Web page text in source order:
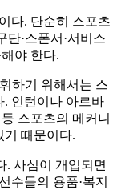
다. 단순히 스포츠
단·스폰서·서비스
야 한다.
하기 위해서는 스
. 인턴이나 아르바
스포츠의 메커니
기 때문이다.
. 사심이 개입되면
수들의 용품·복지